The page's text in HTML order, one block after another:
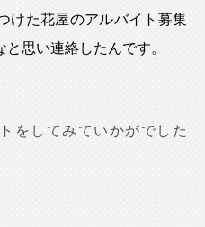
けた花屋のアルバイト募集
思い連絡したんです。
をしてみていかがでした